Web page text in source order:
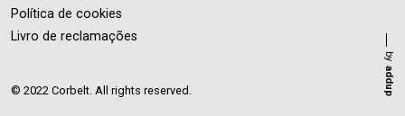
Política de cookies
Livro de reclamações
© 2022 Corbelt. All rights reserved.
by
addup